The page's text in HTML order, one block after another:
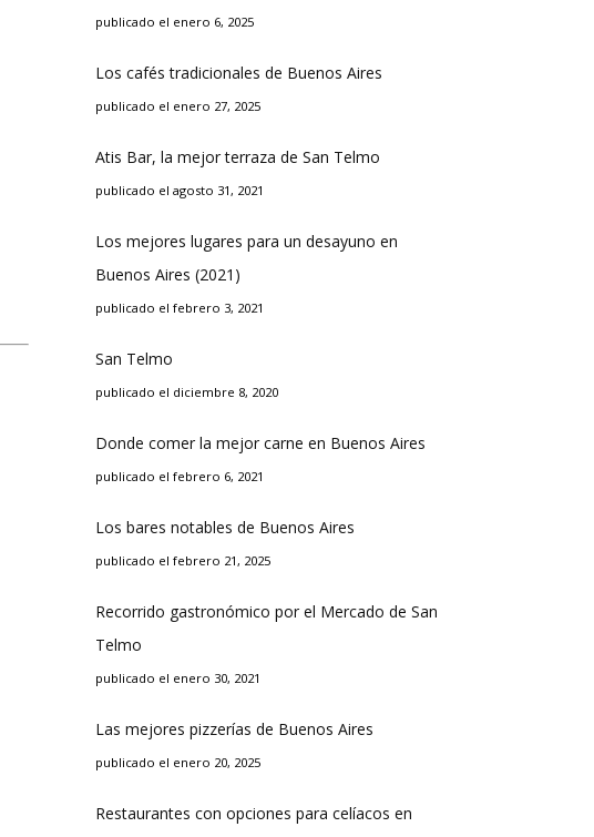
publicado el enero 6, 2025
Los cafés tradicionales de Buenos Aires
publicado el enero 27, 2025
Atis Bar, la mejor terraza de San Telmo
publicado el agosto 31, 2021
Los mejores lugares para un desayuno en
Buenos Aires (2021)
publicado el febrero 3, 2021
San Telmo
publicado el diciembre 8, 2020
Donde comer la mejor carne en Buenos Aires
publicado el febrero 6, 2021
Los bares notables de Buenos Aires
publicado el febrero 21, 2025
Recorrido gastronómico por el Mercado de San
Telmo
publicado el enero 30, 2021
Las mejores pizzerías de Buenos Aires
publicado el enero 20, 2025
Restaurantes con opciones para celíacos en